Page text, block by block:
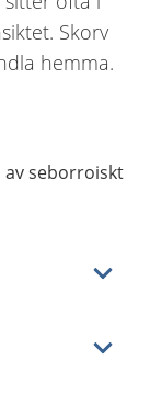
Skorv
hemma.
av seborroiskt